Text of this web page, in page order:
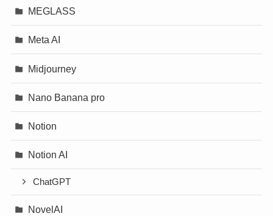
MEGLASS
Meta AI
Midjourney
Nano Banana pro
Notion
Notion AI
ChatGPT
NovelAI